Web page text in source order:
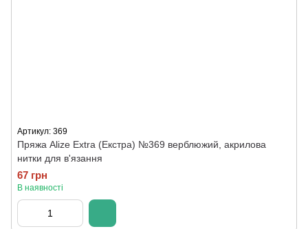
Артикул: 369
Пряжа Alize Extra (Екстра) №369 верблюжий, акрилова
нитки для в'язання
67 грн
В наявності